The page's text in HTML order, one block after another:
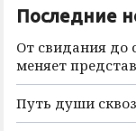
Последние
От свидания до
меняет
Путь души